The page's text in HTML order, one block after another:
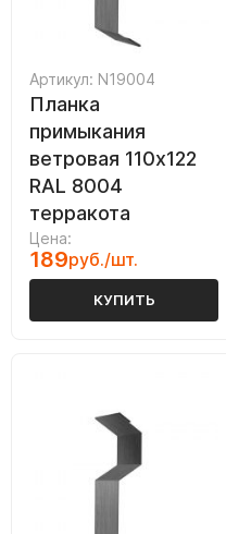
Артикул: N19004
Планка
примыкания
ветровая 110х122
RAL 8004
терракота
Цена:
189руб./шт.
КУПИТЬ